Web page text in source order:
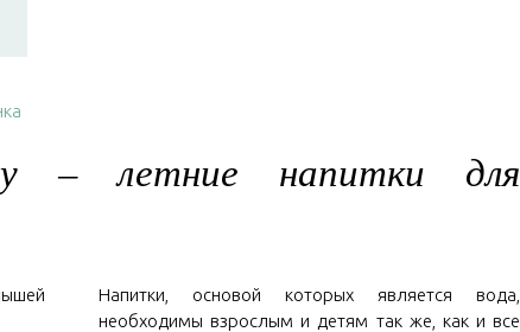
– летние напитки для
Напитки, основой которых является вода,
необходимы взрослым и детям так же, как и все